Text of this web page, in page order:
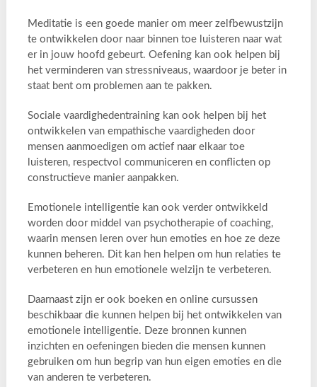
Meditatie is een goede manier om meer zelfbewustzijn
te ontwikkelen door naar binnen toe luisteren naar wat
er in jouw hoofd gebeurt. Oefening kan ook helpen bij
het verminderen van stressniveaus, waardoor je beter in
staat bent om problemen aan te pakken.
Sociale vaardighedentraining kan ook helpen bij het
ontwikkelen van empathische vaardigheden door
mensen aanmoedigen om actief naar elkaar toe
luisteren, respectvol communiceren en conflicten op
constructieve manier aanpakken.
Emotionele intelligentie kan ook verder ontwikkeld
worden door middel van psychotherapie of coaching,
waarin mensen leren over hun emoties en hoe ze deze
kunnen beheren. Dit kan hen helpen om hun relaties te
verbeteren en hun emotionele welzijn te verbeteren.
Daarnaast zijn er ook boeken en online cursussen
beschikbaar die kunnen helpen bij het ontwikkelen van
emotionele intelligentie. Deze bronnen kunnen
inzichten en oefeningen bieden die mensen kunnen
gebruiken om hun begrip van hun eigen emoties en die
van anderen te verbeteren.